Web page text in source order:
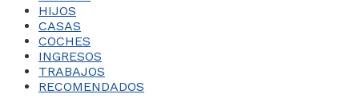
HIJOS
CASAS
COCHES
INGRESOS
TRABAJOS
RECOMENDADOS